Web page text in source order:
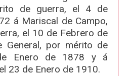
de guerra, el 4 de
á Mariscal de Campo,
el 10 de Febrero de
General, por mérito de
Enero de 1878 y á
23 de Enero de 1910.